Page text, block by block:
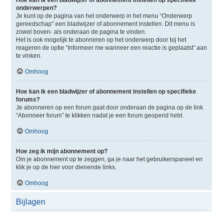
onderwerpen?
Je kunt op de pagina van het onderwerp in het menu “Onderwerp
gereedschap” een bladwijzer of abonnement instellen. Dit menu is
zowel boven- als onderaan de pagina te vinden.
Het is ook mogelijk te abonneren op het onderwerp door bij het
reageren de optie “Informeer me wanneer een reactie is geplaatst” aan
te vinken.
Omhoog
Hoe kan ik een bladwijzer of abonnement instellen op specifieke
forums?
Je abonneren op een forum gaat door onderaan de pagina op de link
“Abonneer forum” te klikken nadat je een forum geopend hebt.
Omhoog
Hoe zeg ik mijn abonnement op?
Om je abonnement op te zeggen, ga je naar het gebruikerspaneel en
klik je op de hier voor dienende links.
Omhoog
Bijlagen